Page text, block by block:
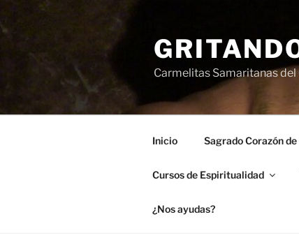
contenido
Carmelitas Samaritanas
Inicio Sagrado Corazón de
Cursos de Espiritualidad
¿Nos ayudas?